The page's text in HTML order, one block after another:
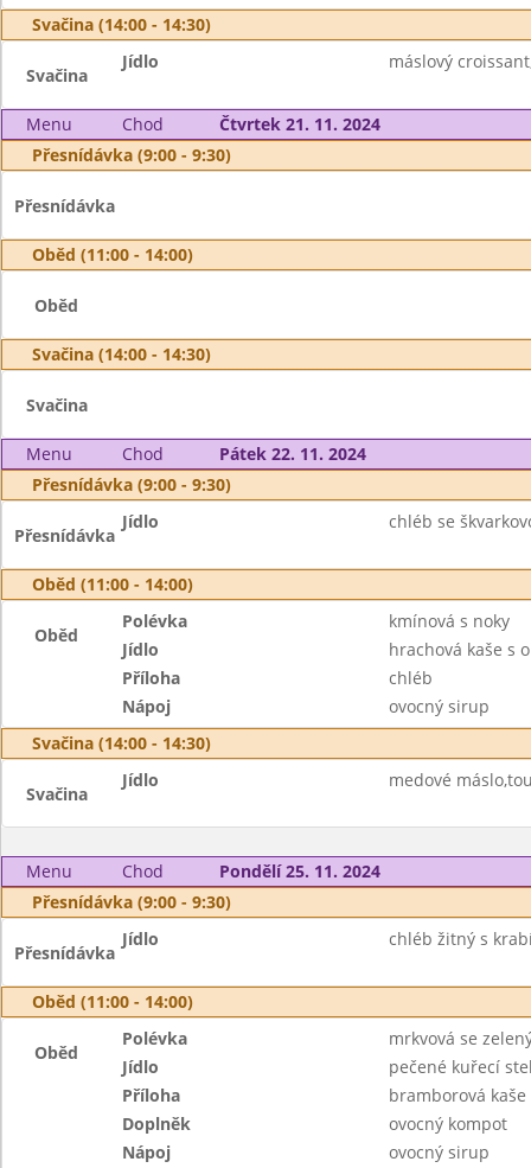
Svačina (14:00 - 14:30)
Svačina
Jídlo máslový
Menu Chod
Čtvrtek 21. 11. 2024
Přesnídávka (9:00 - 9:30)
Přesnídávka
Oběd (11:00 - 14:00)
Oběd
Svačina (14:00 - 14:30)
Svačina
Menu Chod
Pátek 22. 11. 2024
Přesnídávka (9:00 - 9:30)
Přesnídávka
Jídlo chléb se
Oběd (11:00 - 14:00)
Oběd
Polévka
kmínová s noky
Jídlo
hrachová kaše s
Příloha
chléb
Nápoj
ovocný sirup
Svačina (14:00 - 14:30)
Svačina
Jídlo medové
Menu Chod
Pondělí 25. 11. 2024
Přesnídávka (9:00 - 9:30)
Přesnídávka
Jídlo chléb žitný s
Oběd (11:00 - 14:00)
Oběd
Polévka
mrkvová se
Jídlo
pečené kuřecí
Příloha
bramborová kaše
Doplněk
ovocný kompot
Nápoj
ovocný sirup